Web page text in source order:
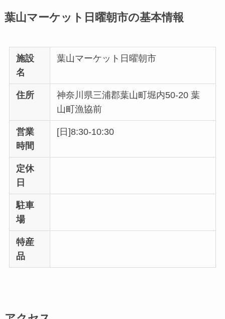
葉山マーケット日曜朝市の基本情報
施設
名
葉山マーケット日曜朝市
住所
神奈川県三浦郡葉山町堀内50-20 葉
山町漁協前
営業
時間
[日]8:30-10:30
定休
日
駐車
場
特産
品